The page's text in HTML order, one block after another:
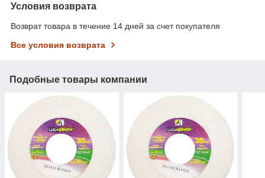
Условия возврата
Возврат товара в течение 14 дней за счет покупателя
Все условия возврата
Подобные товары компании